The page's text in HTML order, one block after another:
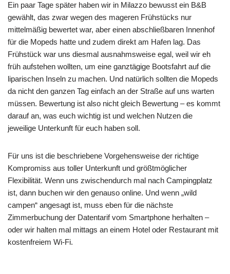
Ein paar Tage später haben wir in Milazzo bewusst ein B&B
gewählt, das zwar wegen des mageren Frühstücks nur
mittelmäßig bewertet war, aber einen abschließbaren Innenhof
für die Mopeds hatte und zudem direkt am Hafen lag. Das
Frühstück war uns diesmal ausnahmsweise egal, weil wir eh
früh aufstehen wollten, um eine ganztägige Bootsfahrt auf die
liparischen Inseln zu machen. Und natürlich sollten die Mopeds
da nicht den ganzen Tag einfach an der Straße auf uns warten
müssen. Bewertung ist also nicht gleich Bewertung – es kommt
darauf an, was euch wichtig ist und welchen Nutzen die
jeweilige Unterkunft für euch haben soll.
Für uns ist die beschriebene Vorgehensweise der richtige
Kompromiss aus toller Unterkunft und größtmöglicher
Flexibilität. Wenn uns zwischendurch mal nach Campingplatz
ist, dann buchen wir den genauso online. Und wenn „wild
campen“ angesagt ist, muss eben für die nächste
Zimmerbuchung der Datentarif vom Smartphone herhalten –
oder wir halten mal mittags an einem Hotel oder Restaurant mit
kostenfreiem Wi-Fi.